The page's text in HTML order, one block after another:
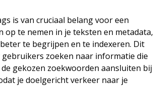
is van cruciaal belang voor een
op te nemen in je teksten en metadata,
te begrijpen en te indexeren. Dit
zoeken naar informatie die
gekozen zoekwoorden aansluiten bij
je doelgericht verkeer naar je